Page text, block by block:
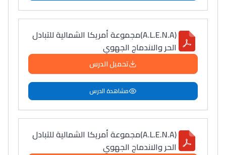
(A.L.E.N.A)مجموعة أمريكا الشمالية للتبادل
الحر والاندماج الجهوي
تحميل الدرس
مشاهدة الدرس
(A.L.E.N.A)مجموعة أمريكا الشمالية للتبادل
الحر والاندماج الجهوي